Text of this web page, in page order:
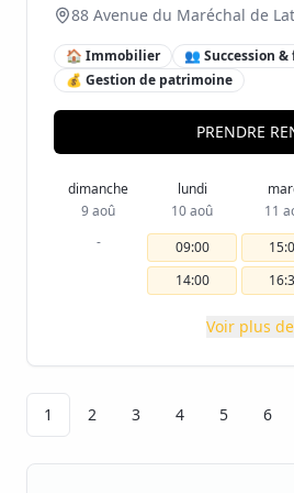
88 Avenue du Maréchal de
🏠 Immobilier 👥 Succession
💰 Gestion de patrimoine
PRENDRE
dimanche
9 aoû
-
lundi
10 aoû
09:00
14:00
11
Voir plus
1 2 3 4 5 6